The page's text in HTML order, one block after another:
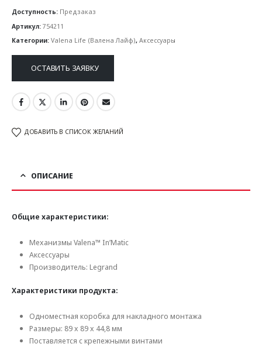
Доступность: Предзаказ
Артикул: 754211
Категории: Valena Life (Валена Лайф), Аксессуары
ОСТАВИТЬ ЗАЯВКУ
ДОБАВИТЬ В СПИСОК ЖЕЛАНИЙ
ОПИСАНИЕ
Общие характеристики:
Механизмы Valena™ In’Matic
Аксессуары
Производитель: Legrand
Характеристики продукта:
Одноместная коробка для накладного монтажа
Размеры: 89 x 89 x 44,8 мм
Поставляется с крепежными винтами